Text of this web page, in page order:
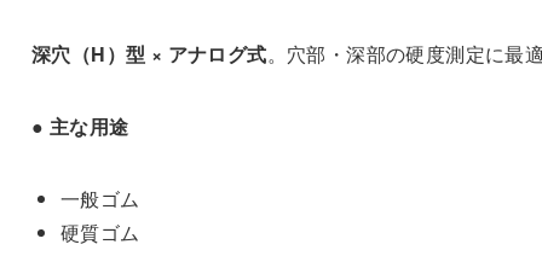
深穴（H）型 × アナログ式。穴部・深部の硬度測定に最
● 主な用途
一般ゴム
硬質ゴム